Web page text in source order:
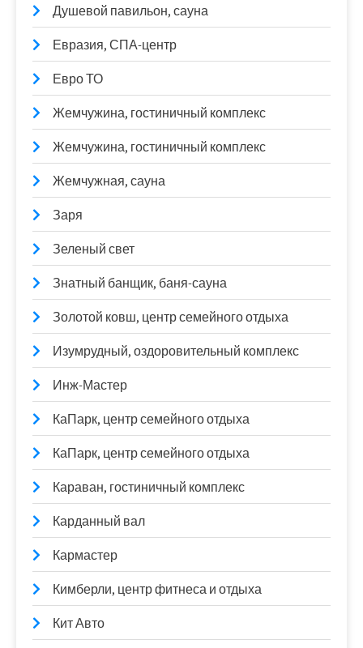
Душевой павильон, сауна
Евразия, СПА-центр
Евро ТО
Жемчужина, гостиничный комплекс
Жемчужина, гостиничный комплекс
Жемчужная, сауна
Заря
Зеленый свет
Знатный банщик, баня-сауна
Золотой ковш, центр семейного отдыха
Изумрудный, оздоровительный комплекс
Инж-Мастер
КаПарк, центр семейного отдыха
КаПарк, центр семейного отдыха
Караван, гостиничный комплекс
Карданный вал
Кармастер
Кимберли, центр фитнеса и отдыха
Кит Авто